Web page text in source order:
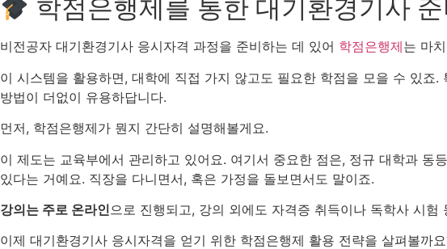
학점은행제를 통한 대기환경기사 준
비전공자 대기환경기사 응시자격 과정을 준비하는 데 있어 학점은행제는 마
이 시스템을 활용하면, 대학에 직접 가지 않고도 필요한 학점을 모을 수 있죠.
방법이 더없이 유용하답니다.
먼저, 학점은행제가 뭔지 간단히 설명해볼게요.
이 제도는 교육부에서 관리하고 있어요. 여기서 중요한 점은, 정규 대학과 동
있다는 거예요. 직장을 다니면서, 혹은 가정을 돌보면서도 말이죠.
강의는 주로 온라인으로 진행되고, 강의 외에도 자격증 취득이나 독학사 시험
이제 대기환경기사 응시자격을 얻기 위한 학점은행제 활용 전략을 살펴볼까